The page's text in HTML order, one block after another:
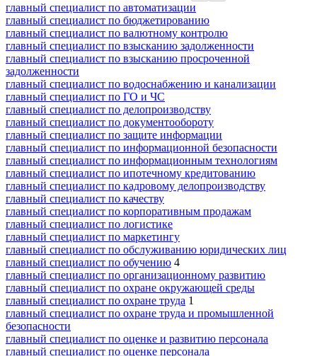
главный специалист по автоматизации
главный специалист по бюджетированию
главный специалист по валютному контролю
главный специалист по взысканию задолженности
главный специалист по взысканию просроченной
задолженности
главный специалист по водоснабжению и канализации
главный специалист по ГО и ЧС
главный специалист по делопроизводству
главный специалист по документообороту
главный специалист по защите информации
главный специалист по информационной безопасности
главный специалист по информационным технологиям
главный специалист по ипотечному кредитованию
главный специалист по кадровому делопроизводству
главный специалист по качеству
главный специалист по корпоративным продажам
главный специалист по логистике
главный специалист по маркетингу
главный специалист по обслуживанию юридических лиц
главный специалист по обучению 4
главный специалист по организационному развитию
главный специалист по охране окружающей среды
главный специалист по охране труда 1
главный специалист по охране труда и промышленной
безопасности
главный специалист по оценке и развитию персонала
главный специалист по оценке персонала